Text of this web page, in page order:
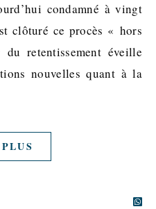
condamné à vingt
clôturé ce procès « hors
retentissement éveille
nouvelles quant à la